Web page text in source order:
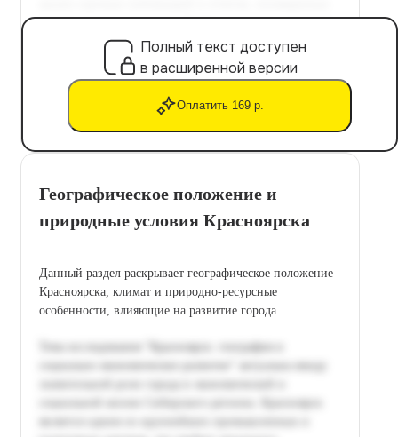
Полный текст доступен
в расширенной версии
Оплатить 169 р.
Географическое положение и
природные условия Красноярска
Данный раздел раскрывает географическое положение
Красноярска, климат и природно-ресурсные
особенности, влияющие на развитие города.